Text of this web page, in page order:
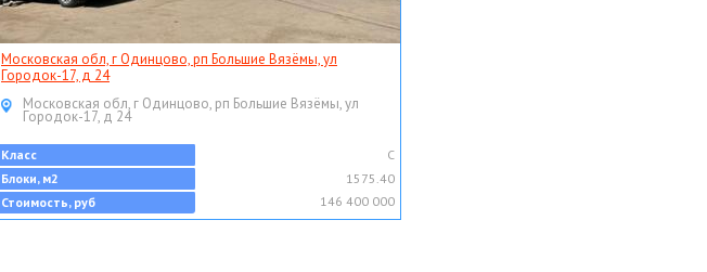
Московская обл, г Одинцово, рп Большие Вязёмы, ул
Городок-17, д 24
Московская обл, г Одинцово, рп Большие Вязёмы, ул
Городок-17, д 24
Класс
C
Блоки, м2
1575.40
Стоимость, руб
146 400 000